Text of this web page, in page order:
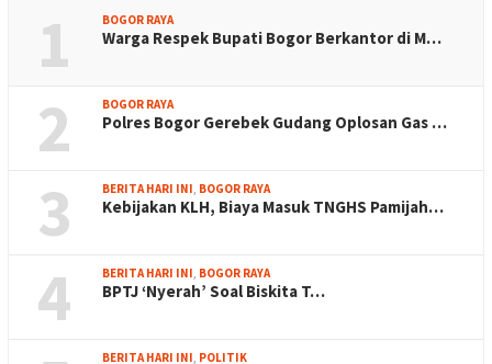
1 BOGOR RAYA
Warga Respek Bupati Bogor Berkantor di M…
2 BOGOR RAYA
Polres Bogor Gerebek Gudang Oplosan Gas …
3 BERITA HARI INI, BOGOR RAYA
Kebijakan KLH, Biaya Masuk TNGHS Pamijah…
4 BERITA HARI INI, BOGOR RAYA
BPTJ ‘Nyerah’ Soal Biskita T…
BERITA HARI INI, POLITIK